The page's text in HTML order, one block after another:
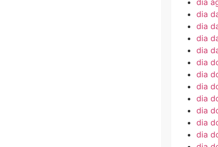
dia
dia
dia
dia
dia
dia
dia
dia
dia
dia
dia
dia